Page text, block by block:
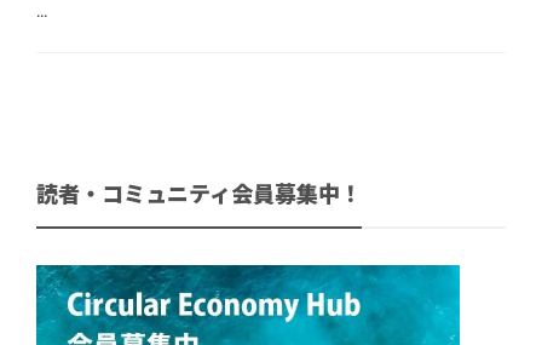
...
読者・コミュニティ会員募集中！